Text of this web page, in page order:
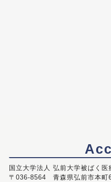
国立大学法人 弘前大学被ばく医
〒036-8564 青森県弘前市本町